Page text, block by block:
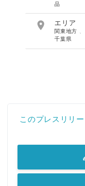
品
 エリア
関東地方
千葉県
このプレスリリ